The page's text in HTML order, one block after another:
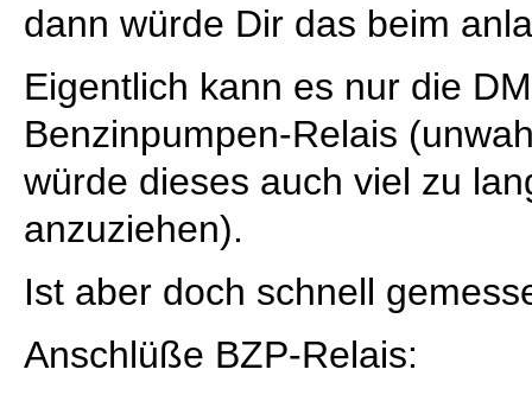
dann würde Dir das beim
Eigentlich kann es nur die
Benzinpumpen-Relais
würde dieses auch viel zu
anzuziehen).
Ist aber doch schnell
Anschlüße BZP-Relais: